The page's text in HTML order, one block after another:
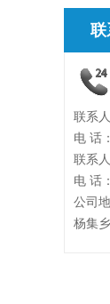
联
联系
电 话
联系
电 话
公司
杨集